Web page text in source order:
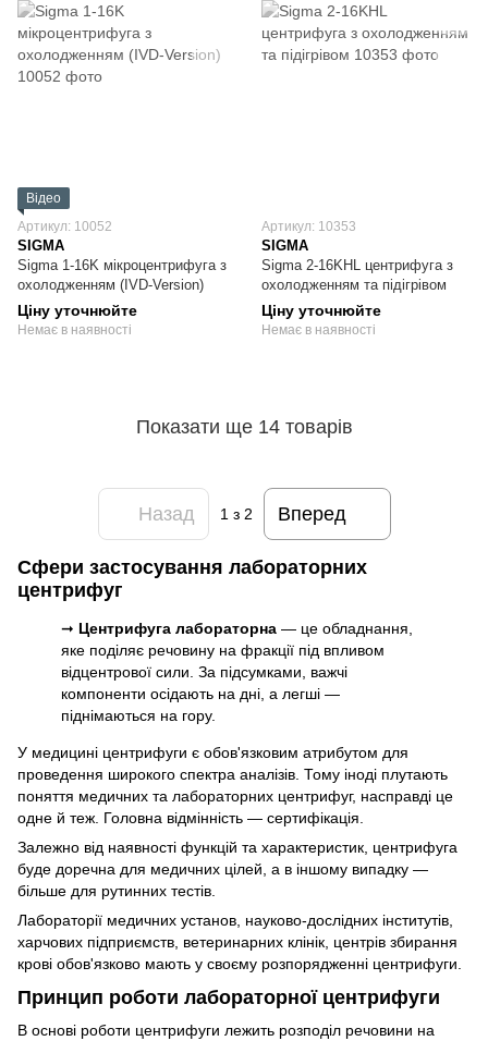
Сфери застосування лабораторних
центрифуг
➞ Центрифуга лабораторна — це обладнання,
яке поділяє речовину на фракції під впливом
відцентрової сили. За підсумками, важчі
компоненти осідають на дні, а легші —
піднімаються на гору.
У медицині центрифуги є обов'язковим атрибутом для
проведення широкого спектра аналізів. Тому іноді плутають
поняття медичних та лабораторних центрифуг, насправді це
одне й теж. Головна відмінність — сертифікація.
Залежно від наявності функцій та характеристик, центрифуга
буде доречна для медичних цілей, а в іншому випадку —
більше для рутинних тестів.
Лабораторії медичних установ, науково-дослідних інститутів,
харчових підприємств, ветеринарних клінік, центрів збирання
крові обов'язково мають у своєму розпорядженні центрифуги.
Принцип роботи лабораторної центрифуги
В основі роботи центрифуги лежить розподіл речовини на
Відео
Артикул: 10052
SIGMA
Sigma 1-16K мікроцентрифуга з
охолодженням (IVD-Version)
Ціну уточнюйте
Немає в наявності
Артикул: 10353
SIGMA
Sigma 2-16KHL центрифуга з
охолодженням та підігрівом
Ціну уточнюйте
Немає в наявності
Показати ще 14 товарів
Назад 1 з 2 Вперед